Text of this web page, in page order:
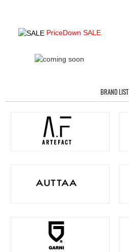
PriceDown SALE
BRAND LIST